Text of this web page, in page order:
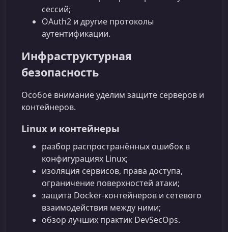
сессий;
OAuth2 и другие протоколы
аутентификации.
Инфраструктурная
безопасность
Особое внимание уделим защите серверов и
контейнеров.
Linux и контейнеры
разбор распространённых ошибок в
конфигурациях Linux;
изоляция сервисов, права доступа,
ограничение поверхностей атаки;
защита Docker‑контейнеров и сетевого
взаимодействия между ними;
обзор лучших практик DevSecOps.